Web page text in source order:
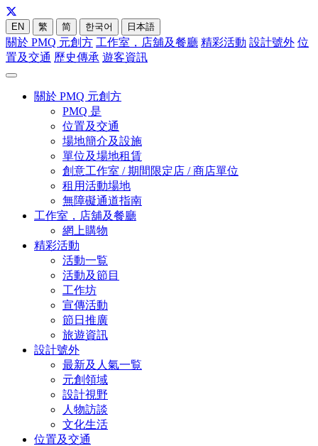
EN 繁 简 한국어 日本語
關於 PMQ 元創方 工作室，店舖及餐廳 精彩活動 設計號外 位
置及交通 歷史傳承 遊客資訊
關於 PMQ 元創方
PMQ 是
位置及交通
場地簡介及設施
單位及場地租賃
創意工作室 / 期間限定店 / 商店單位
租用活動場地
無障礙通道指南
工作室，店舖及餐廳
網上購物
精彩活動
活動一覧
活動及節目
工作坊
宣傳活動
節日推廣
旅遊資訊
設計號外
最新及人氣一覧
元創領域
設計視野
人物訪談
文化生活
位置及交通